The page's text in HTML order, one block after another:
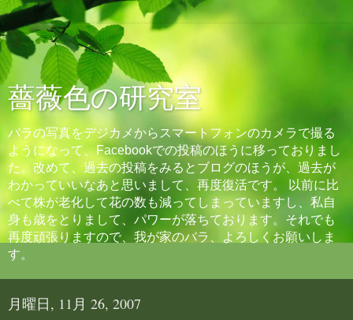
薔薇色の研究室
バラの写真をデジカメからスマートフォンのカメラで撮る
ようになって、Facebookでの投稿のほうに移っておりまし
た。改めて、過去の投稿をみるとブログのほうが、過去が
わかっていいなあと思いまして、再度復活です。 以前に比
べて株が老化して花の数も減ってしまっていますし、私自
身も歳をとりまして、パワーが落ちております。それでも
再度頑張りますので、我が家のバラ、よろしくお願いしま
す。
月曜日, 11月 26, 2007